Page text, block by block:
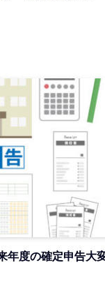
年度の確定申告大